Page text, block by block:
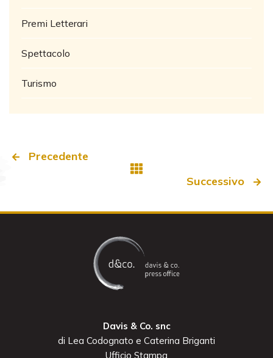
Premi Letterari
Spettacolo
Turismo
Precedente
Successivo
Davis & Co. snc
di Lea Codognato e Caterina Briganti
Ufficio Stampa